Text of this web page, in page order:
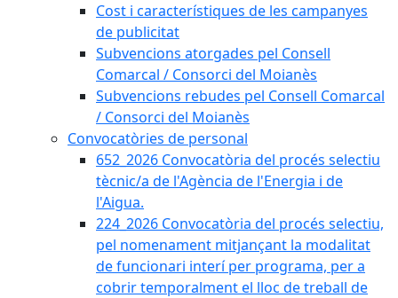
Cost i característiques de les campanyes
de publicitat
Subvencions atorgades pel Consell
Comarcal / Consorci del Moianès
Subvencions rebudes pel Consell Comarcal
/ Consorci del Moianès
Convocatòries de personal
652_2026 Convocatòria del procés selectiu
tècnic/a de l'Agència de l'Energia i de
l'Aigua.
224_2026 Convocatòria del procés selectiu,
pel nomenament mitjançant la modalitat
de funcionari interí per programa, per a
cobrir temporalment el lloc de treball de